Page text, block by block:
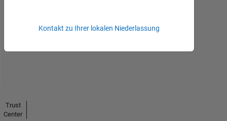
receivedKontakt zu Ihrer lokalen Niederlassung
Trust
Center